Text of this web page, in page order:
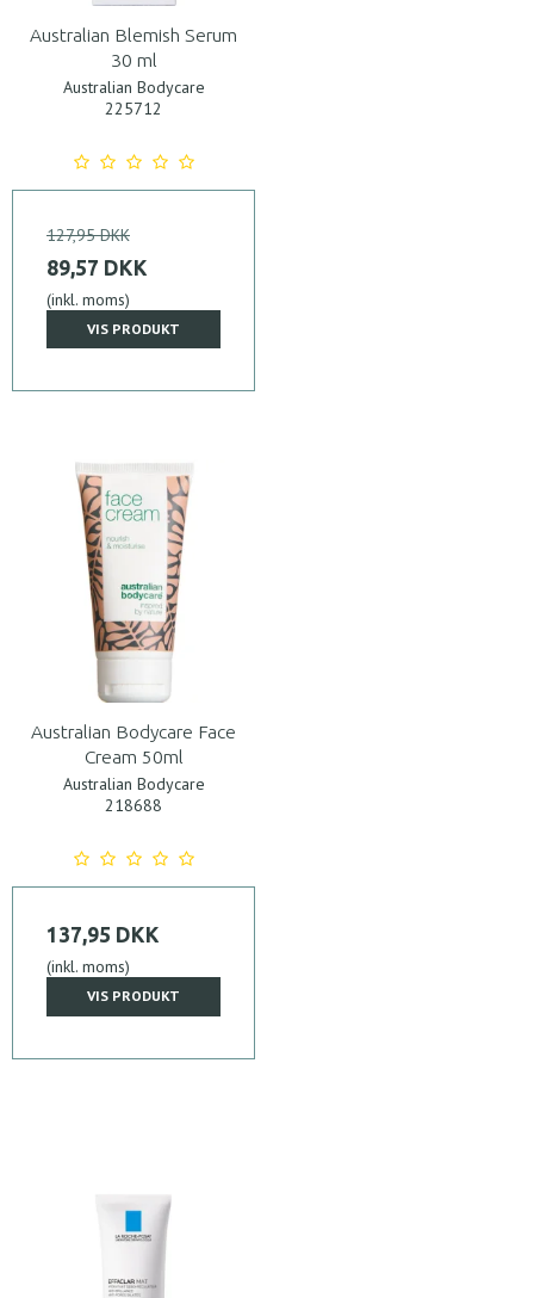
Australian Blemish Serum
30 ml
Australian Bodycare
225712
127,95 DKK
89,57 DKK
(inkl. moms)
VIS PRODUKT
Australian Bodycare Face
Cream 50ml
Australian Bodycare
218688
137,95 DKK
(inkl. moms)
VIS PRODUKT